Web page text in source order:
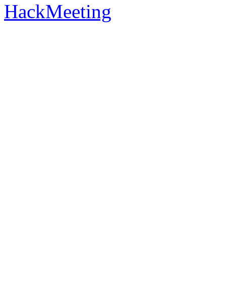
HackMeeting